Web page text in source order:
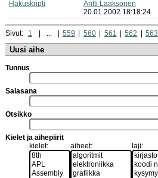
Hakuskripti
Antti Laaksonen
20.01.2002 18:18:24
Sivut: 1 ... 559 560 561 562 563
Uusi aihe
Tunnus
Salasana
Otsikko
Kielet ja aihepiirit
kielet:
aiheet: laji: